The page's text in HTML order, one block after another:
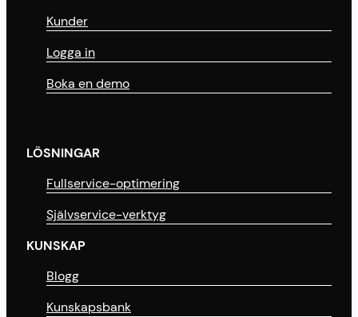
Kunder
Logga in
Boka en demo
LÖSNINGAR
Fullservice-optimering
Självservice-verktyg
KUNSKAP
Blogg
Kunskapsbank